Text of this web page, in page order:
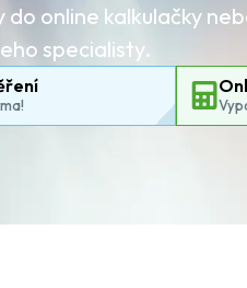
do online kalkulačky
specialisty.